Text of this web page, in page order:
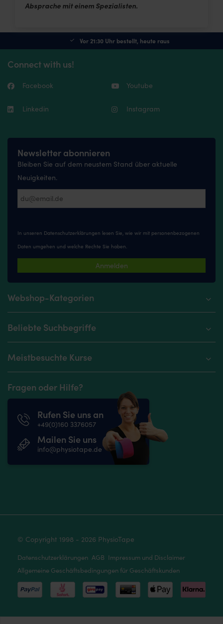
Absprache mit einem Spezialisten.
Vor 21:30 Uhr bestellt, heute raus
Connect with us!
Facebook Youtube
Linkedin Instagram
Newsletter abonnieren
Bleiben Sie auf dem neustem Stand über aktuelle
Neuigkeiten.
In unseren Datenschutzerklärungen lesen Sie, wie wir mit personenbezogenen
Daten umgehen und welche Rechte Sie haben.
Anmelden
Webshop-Kategorien
Beliebte Suchbegriffe
Meistbesuchte Kurse
Fragen oder Hilfe?
Rufen Sie uns an
+49(0)160 3376057
Mailen Sie uns
info@physiotape.de
© Copyright 1998 - 2026 PhysioTape
Datenschutzerklärungen AGB Impressum und Disclaimer
Allgemeine Geschäftsbedingungen für Geschäftskunden